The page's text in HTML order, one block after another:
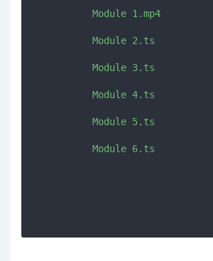
          Module 1.mp4
          Module 2.ts
          Module 3.ts
          Module 4.ts
          Module 5.ts
          Module 6.ts